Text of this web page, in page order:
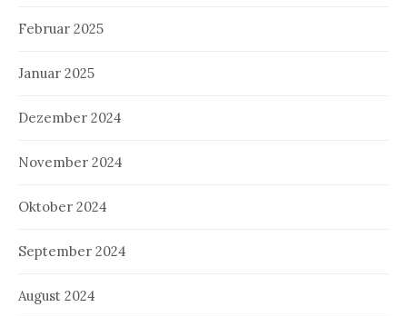
Februar 2025
Januar 2025
Dezember 2024
November 2024
Oktober 2024
September 2024
August 2024